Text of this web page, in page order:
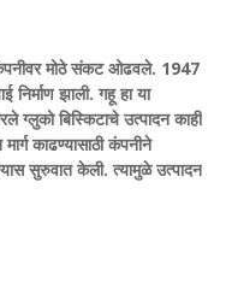
मोठे संकट ओढवले. 1947
निर्माण झाली. गहू हा या
ग्लुको बिस्किटाचे उत्पादन काही
काढण्यासाठी कंपनीने
सुरुवात केली. त्यामुळे उत्पादन